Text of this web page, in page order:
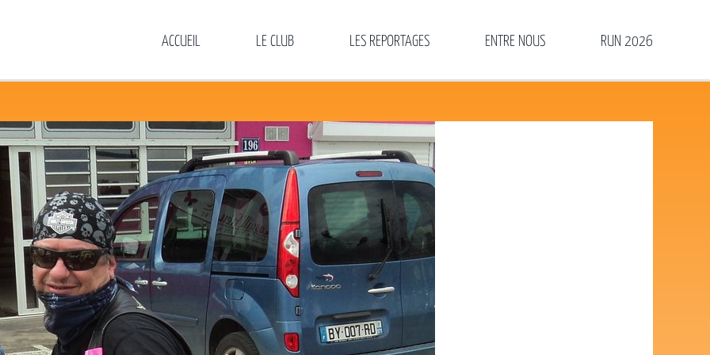
ACCUEIL LE CLUB LES REPORTAGES ENTRE NOUS RUN 2026